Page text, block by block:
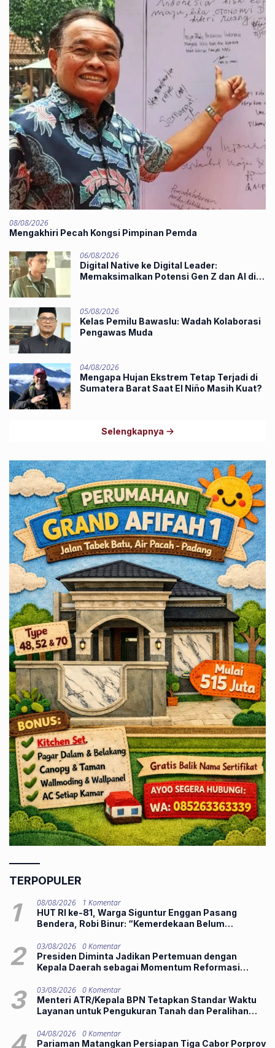
08/08/2026
Mengakhiri Pecah Kongsi Pimpinan Pemda
06/08/2026
Digital Native ke Digital Leader:
Memaksimalkan Potensi Gen Z dan AI di
05/08/2026
Kelas Pemilu Bawaslu: Wadah Kolaborasi
Pengawas Muda
04/08/2026
Mengapa Hujan Ekstrem Tetap Terjadi di
Sumatera Barat Saat El Niño Masih Kuat?
Selengkapnya
TERPOPULER
1 08/08/2026
1 Komentar
HUT RI ke-81, Warga Siguntur Enggan Pasang
Bendera, Robi Binur: “Kemerdekaan Belum
2 03/08/2026 0 Komentar
Presiden Diminta Jadikan Pertemuan dengan
Kepala Daerah sebagai Momentum Reformasi
3 03/08/2026 0 Komentar
Menteri ATR/Kepala BPN Tetapkan Standar Waktu
Layanan untuk Pengukuran Tanah dan Peralihan
04/08/2026 0 Komentar
Pariaman Matangkan Persiapan Tiga Cabor Porprov